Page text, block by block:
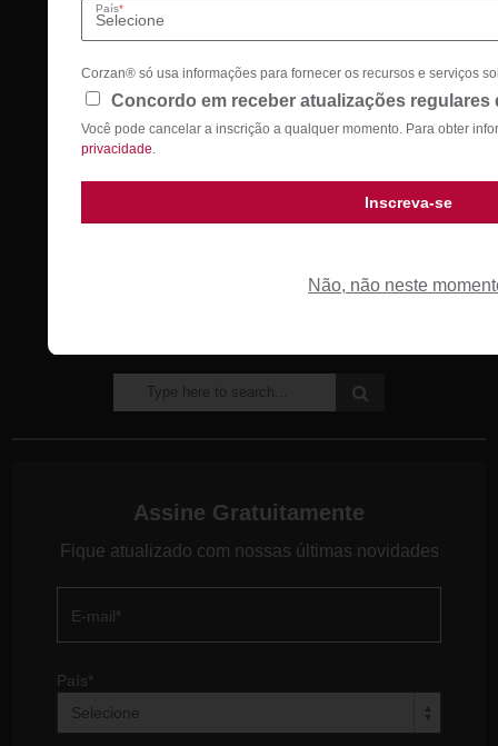
País*
Corzan® só usa informações para fornecer os recursos e serviços
Concordo em receber atualizações
Você pode cancelar a inscrição a qualquer momento. Para obter
privacidade.
Não, não neste
ricardo.reis@lubrizol.com
Assine Gratuitamente
Fique atualizado com nossas últimas novidades
E-mail*
País*